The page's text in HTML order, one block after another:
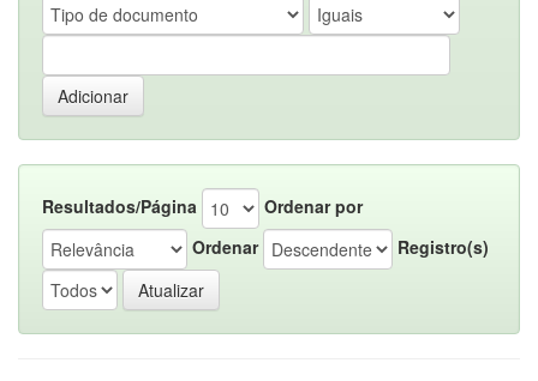
Resultados/Página
Ordenar por
Ordenar
Registro(s)